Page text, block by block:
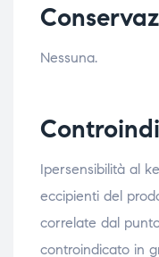
Nessuna.
Ipersensibilità al
eccipienti del
correlate dal
controindicato in